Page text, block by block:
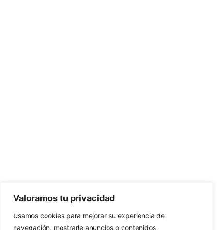
Valoramos tu privacidad
Usamos cookies para mejorar su experiencia de
navegación, mostrarle anuncios o contenidos